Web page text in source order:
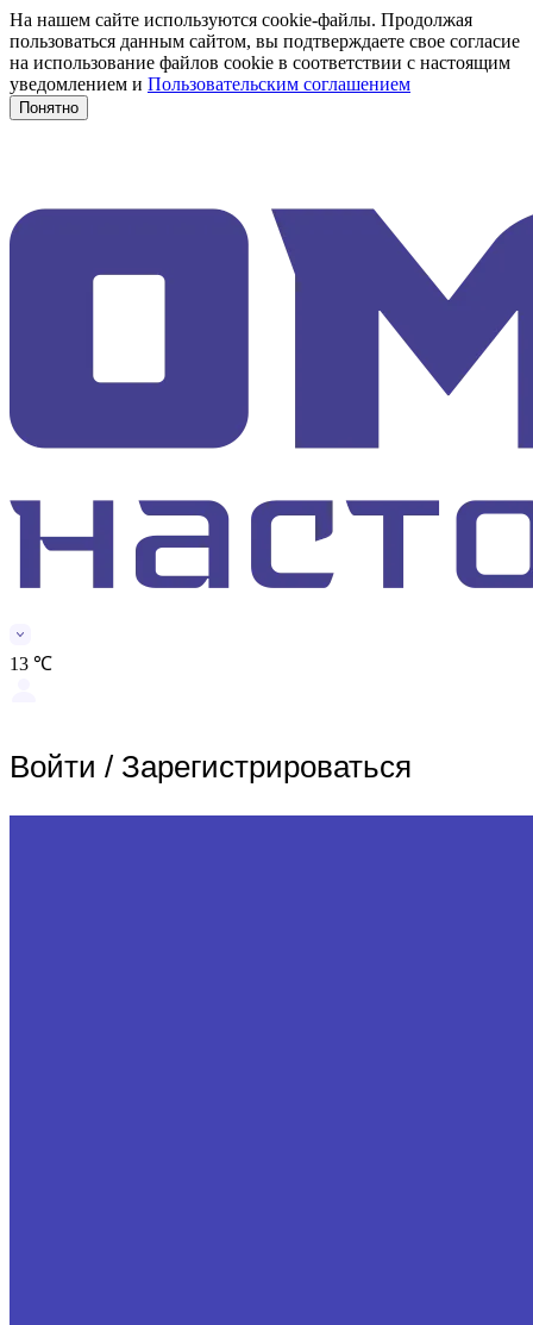
На нашем сайте используются cookie-файлы. Продолжая
пользоваться данным сайтом, вы подтверждаете свое согласие
на использование файлов cookie в соответствии с настоящим
уведомлением и Пользовательским соглашением
Понятно
13 ℃
Войти / Зарегистрироваться